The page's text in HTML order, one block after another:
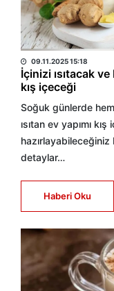
HABER MERKEZİ
09.11.2025 15:18
İçinizi ısıtacak ve
kış içeceği
Soğuk günlerde
ısıtan ev yapımı
detaylar…
Haberi Oku